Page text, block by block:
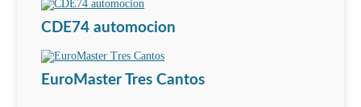
CDE74 automocion
EuroMaster Tres Cantos